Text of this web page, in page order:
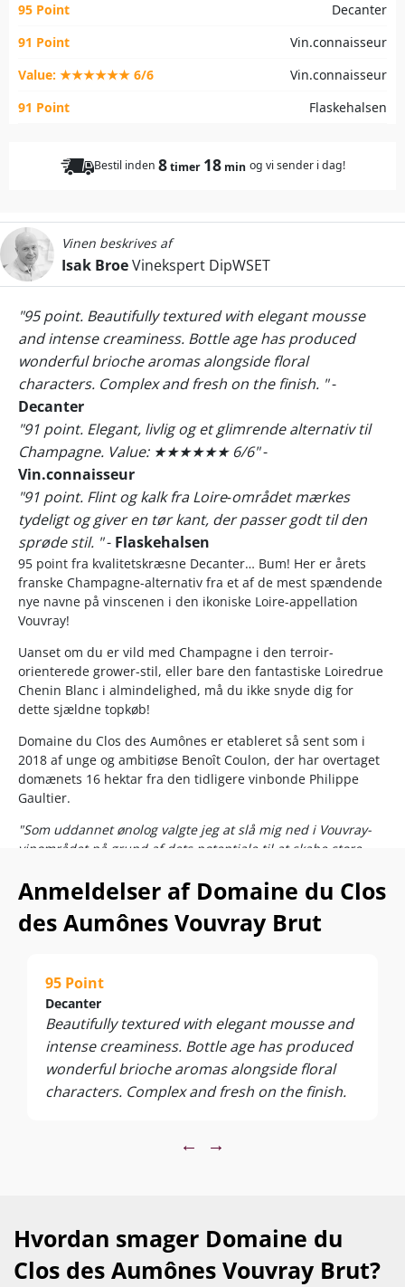
95 Point
Decanter
91 Point
Vin.connaisseur
Value: ★★★★★★ 6/6
Vin.connaisseur
91 Point
Flaskehalsen
Bestil inden 8timer 18 min og vi sender i dag!
Vinen beskrives af
Isak BroeVinekspert DipWSET
"95 point. Beautifully textured with elegant mousse
and intense creaminess. Bottle age has produced
wonderful brioche aromas alongside floral
characters. Complex and fresh on the finish. "-
Decanter
"91 point. Elegant, livlig og et glimrende alternativ til
Champagne. Value: ★★★★★★ 6/6"-
Vin.connaisseur
"91 point. Flint og kalk fra Loire‑området mærkes
tydeligt og giver en tør kant, der passer godt til den
sprøde stil. "- Flaskehalsen
95 point fra kvalitetskræsne Decanter… Bum! Her er årets
franske Champagne-alternativ fra et af de mest spændende
nye navne på vinscenen i den ikoniske Loire-appellation
Vouvray!
Uanset om du er vild med Champagne i den terroir-
orienterede grower-stil, eller bare den fantastiske Loiredrue
Chenin Blanc i almindelighed, må du ikke snyde dig for
dette sjældne topkøb!
Domaine du Clos des Aumônes er etableret så sent som i
2018 af unge og ambitiøse Benoît Coulon, der har overtaget
domænets 16 hektar fra den tidligere vinbonde Philippe
Gaultier.
"Som uddannet ønolog valgte jeg at slå mig ned i Vouvray-
vinområdet på grund af dets potentiale til at skabe store
Vingårdens navn hylder den muromkransede prestigemark
Clos des Aumônes, hvor Benoit råder over et areal på 5
stil, der er skabt på champagnemetoden.
Vi taler 100 % Chenin Blanc, som efter andengæringen
tilføres ekstra fine bobler og komplekse toast-noter efter
yderligere 3 års flaskemodnning på de fine gærrester –
længere end kravet til Vintage Champagne!
Anmeldelser af Domaine du Clos
des Aumônes Vouvray Brut
95 Point
Decanter
Beautifully textured with elegant mousse and
intense creaminess. Bottle age has produced
wonderful brioche aromas alongside floral
characters. Complex and fresh on the finish.
← →
Hvordan smager Domaine du
Clos des Aumônes Vouvray Brut?